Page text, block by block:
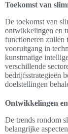
Toekomst van
De toekomst van
ontwikkelingen en
functioneren zullen
vooruitgang in
kunstmatige
verschillende
bedrijfsstrategieën
doelstellingen
Ontwikkelingen
De trends rondom
belangrijke